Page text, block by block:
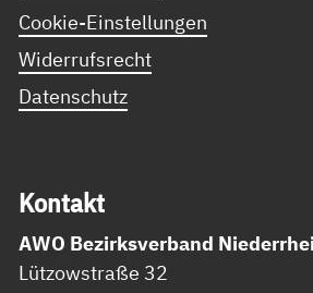
Cookie-Einstellungen
Widerrufsrecht
Datenschutz
Kon­takt
AWO Bezirksverband
Lützowstraße 32